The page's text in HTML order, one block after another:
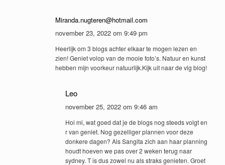
Miranda.nugteren@hotmail.com
november 23, 2022 om 9:49 pm
Heerlijk om 3 blogs achter elkaar te mogen lezen en
zien! Geniet volop van de mooie foto’s. Natuur en kunst
hebben mijn voorkeur natuurlijk.Kijk uit naar de vlg blog!
Leo
november 25, 2022 om 9:46 am
Hoi mi, wat goed dat je de blogs nog steeds volgt en
r van geniet. Nog gezelliger plannen voor deze
donkere dagen? Als Sangita zich aan haar planning
houdt hoeven we pas over 2 weken terug naar
sydney. T is dus zowel nu als straks genieten. Groet